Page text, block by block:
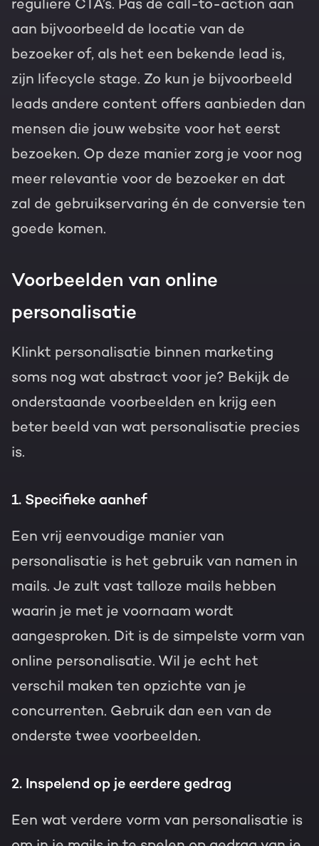
reguliere CTA’s. Pas de call-to-action aan
aan bijvoorbeeld de locatie van de
bezoeker of, als het een bekende lead is,
zijn lifecycle stage. Zo kun je bijvoorbeeld
leads andere content offers aanbieden dan
mensen die jouw website voor het eerst
bezoeken. Op deze manier zorg je voor nog
meer relevantie voor de bezoeker en dat
zal de gebruikservaring én de conversie ten
goede komen.
Voorbeelden van online
personalisatie
Klinkt personalisatie binnen marketing
soms nog wat abstract voor je? Bekijk de
onderstaande voorbeelden en krijg een
beter beeld van wat personalisatie precies
is.
1. Specifieke aanhef
Een vrij eenvoudige manier van
personalisatie is het gebruik van namen in
mails. Je zult vast talloze mails hebben
waarin je met je voornaam wordt
aangesproken. Dit is de simpelste vorm van
online personalisatie. Wil je echt het
verschil maken ten opzichte van je
concurrenten. Gebruik dan een van de
onderste twee voorbeelden.
2. Inspelend op je eerdere gedrag
Een wat verdere vorm van personalisatie is